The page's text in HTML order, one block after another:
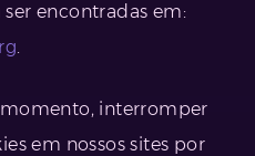
encontradas em:
.
interromper
em nossos sites por